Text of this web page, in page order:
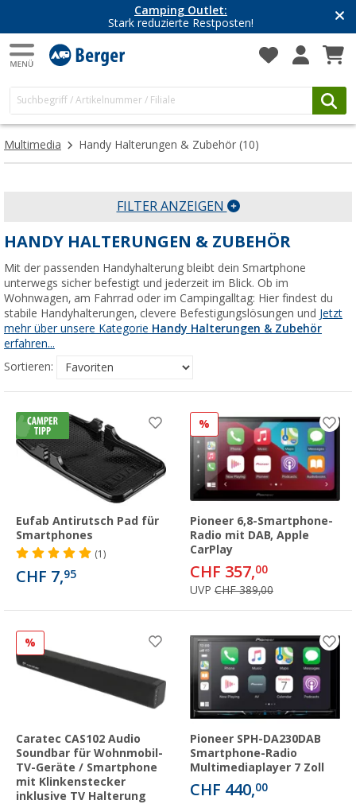
Camping Outlet:
Stark reduzierte Restposten!
Multimedia Handy Halterungen & Zubehör (10)
FILTER ANZEIGEN
HANDY HALTERUNGEN & ZUBEHÖR
Mit der passenden Handyhalterung bleibt dein Smartphone
unterwegs sicher befestigt und jederzeit im Blick. Ob im
Wohnwagen, am Fahrrad oder im Campingalltag: Hier findest du
stabile Handyhalterungen, clevere Befestigungslösungen und Jetzt
mehr über unsere Kategorie Handy Halterungen & Zubehör
erfahren...
Sortieren:
Eufab Antirutsch Pad für
Smartphones
(1)
CHF 7,95
%
Pioneer 6,8-Smartphone-
Radio mit DAB, Apple
CarPlay
CHF 357,00
UVP CHF 389,00
%
Caratec CAS102 Audio
Soundbar für Wohnmobil-
TV-Geräte / Smartphone
mit Klinkenstecker
inklusive TV Halterung
Pioneer SPH-DA230DAB
Smartphone-Radio
Multimediaplayer 7 Zoll
CHF 440,00